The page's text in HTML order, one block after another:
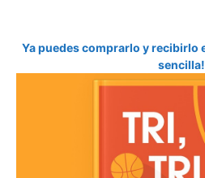
Ya puedes comprarlo y recibirlo
sencilla!